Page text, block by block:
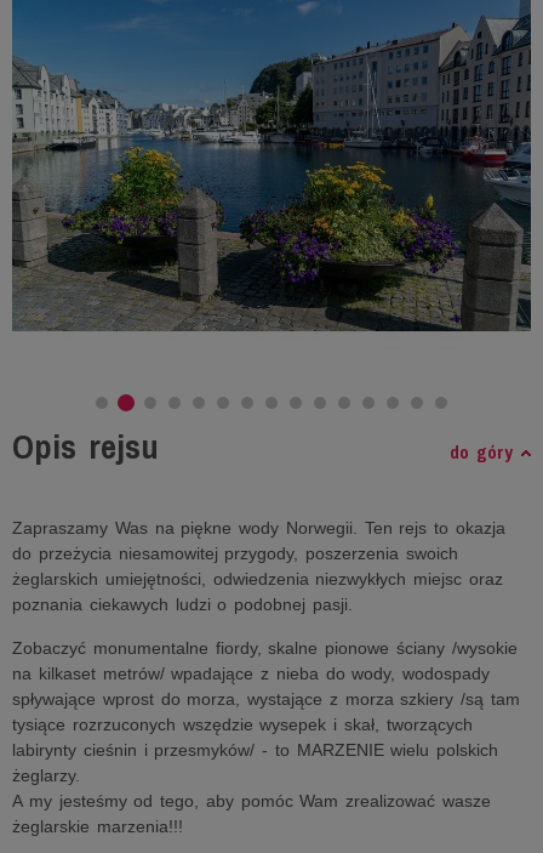
Opis rejsu do góry
Zapraszamy Was na piękne wody Norwegii. Ten rejs to okazja
do przeżycia niesamowitej przygody, poszerzenia swoich
żeglarskich umiejętności, odwiedzenia niezwykłych miejsc oraz
poznania ciekawych ludzi o podobnej pasji.
Zobaczyć monumentalne fiordy, skalne pionowe ściany /wysokie
na kilkaset metrów/ wpadające z nieba do wody, wodospady
spływające wprost do morza, wystające z morza szkiery /są tam
tysiące rozrzuconych wszędzie wysepek i skał, tworzących
labirynty cieśnin i przesmyków/ - to MARZENIE wielu polskich
żeglarzy.
A my jesteśmy od tego, aby pomóc Wam zrealizować wasze
żeglarskie marzenia!!!